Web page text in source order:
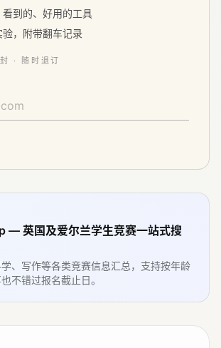
到的、好用的工具
验，附带翻车记录
· 随时退订
— 英国及爱尔兰学生竞赛一站式搜
、写作等各类竞赛信息汇总，支持按年龄
不错过报名截止日。